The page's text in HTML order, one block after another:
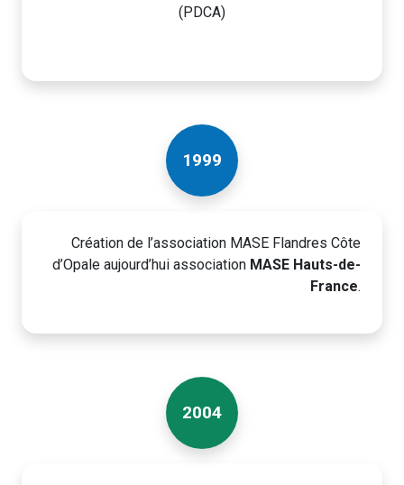
(PDCA)
Création de l’association MASE Flandres Côte
d’Opale aujourd’hui association MASE Hauts-de-
France.
1999
2004